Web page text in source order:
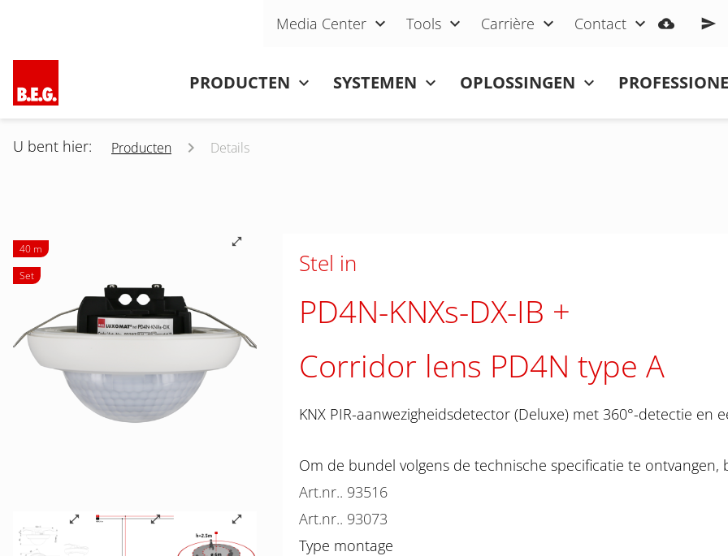
Navigatie overslaan
Media Center Tools Carrière Contact
PRODUCTEN SYSTEMEN OPLOSSINGEN
U bent hier: Producten Details
40 m
Set
Stel in
PD4N-KNXs-DX-IB
Corridor lens PD4N type A
KNX PIR-aanwezigheidsdetector (Deluxe) met 360°-detectie en
Om de bundel volgens de technische specificatie te ontvangen,
Art.nr.. 93516
Art.nr.. 93073
Type montage